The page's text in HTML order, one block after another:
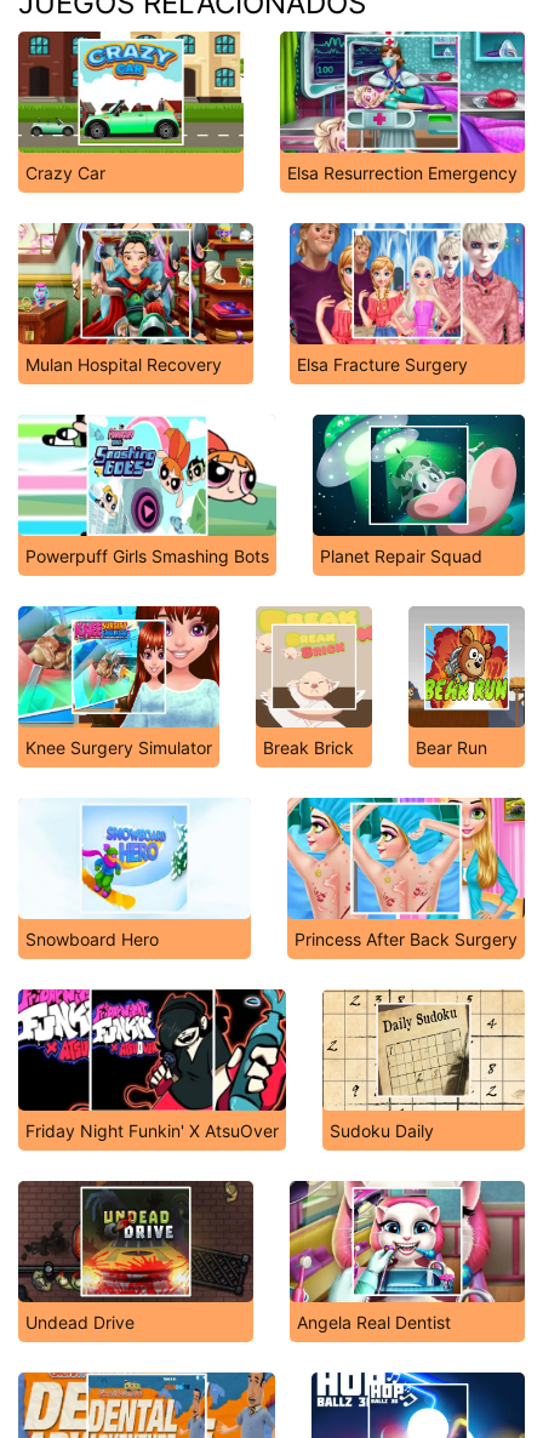
Crazy Car Elsa Resurrection Emergency
Mulan Hospital Recovery Elsa Fracture Surgery
Powerpuff Girls Smashing Bots Planet Repair Squad
Knee Surgery Simulator Break Brick Bear Run
Snowboard Hero Princess After Back Surgery
Friday Night Funkin' X AtsuOver Sudoku Daily
Undead Drive Angela Real Dentist